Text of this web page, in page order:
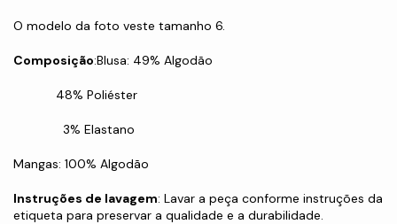
O modelo da foto veste tamanho 6.
Composição:Blusa: 49% Algodão
48% Poliéster
3% Elastano
Mangas: 100% Algodão
Instruções de lavagem: Lavar a peça conforme instruções da
etiqueta para preservar a qualidade e a durabilidade.